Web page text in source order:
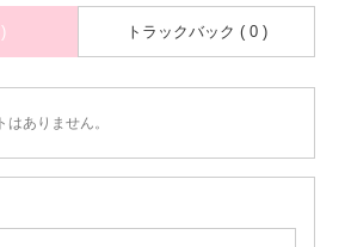
トラックバック ( 0 )
ありません。